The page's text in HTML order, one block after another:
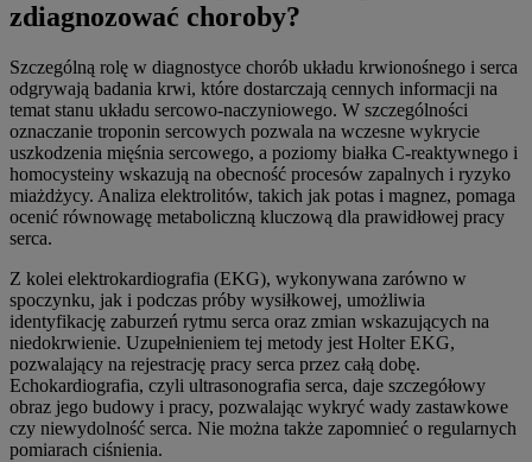
zdiagnozować choroby?
Szczególną rolę w diagnostyce chorób układu krwionośnego i serca
odgrywają badania krwi, które dostarczają cennych informacji na
temat stanu układu sercowo-naczyniowego. W szczególności
oznaczanie troponin sercowych pozwala na wczesne wykrycie
uszkodzenia mięśnia sercowego, a poziomy białka C-reaktywnego i
homocysteiny wskazują na obecność procesów zapalnych i ryzyko
miażdżycy. Analiza elektrolitów, takich jak potas i magnez, pomaga
ocenić równowagę metaboliczną kluczową dla prawidłowej pracy
serca.
Z kolei elektrokardiografia (EKG), wykonywana zarówno w
spoczynku, jak i podczas próby wysiłkowej, umożliwia
identyfikację zaburzeń rytmu serca oraz zmian wskazujących na
niedokrwienie. Uzupełnieniem tej metody jest Holter EKG,
pozwalający na rejestrację pracy serca przez całą dobę.
Echokardiografia, czyli ultrasonografia serca, daje szczegółowy
obraz jego budowy i pracy, pozwalając wykryć wady zastawkowe
czy niewydolność serca. Nie można także zapomnieć o regularnych
pomiarach ciśnienia.